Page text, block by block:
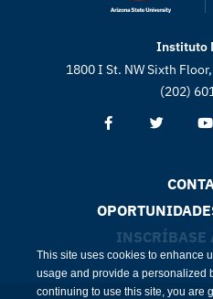
Instituto
1800 I St. NW Sixth
(202)
INSCRÍBASE
This site uses cookies to enhance
usage and provide a personalized
continuing to use this site, you are